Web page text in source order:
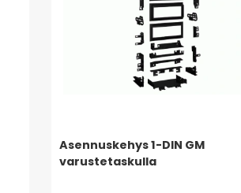
Asennuskehys 1-DIN GM
varustetaskulla